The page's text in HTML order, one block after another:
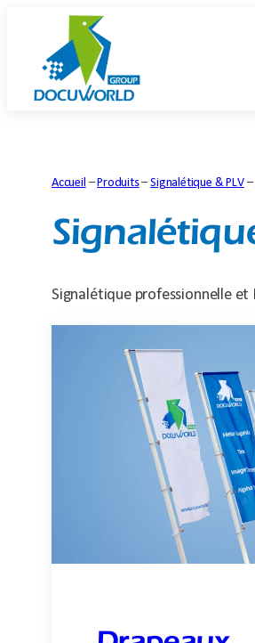
contenu
Accueil –Produits–Signalétique & PLV–
Signalétique professionnelle